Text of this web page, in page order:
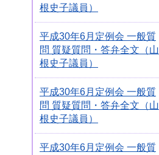
根史子議員）
平成30年6月定例会 一般質
問 質疑質問・答弁全文（山
根史子議員）
平成30年6月定例会 一般質
問 質疑質問・答弁全文（山
根史子議員）
平成30年6月定例会 一般質